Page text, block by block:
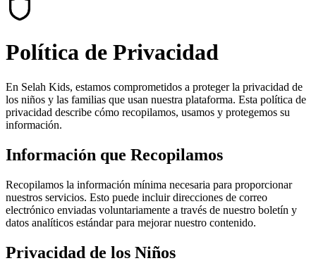
Política de Privacidad
En Selah Kids, estamos comprometidos a proteger la privacidad de
los niños y las familias que usan nuestra plataforma. Esta política de
privacidad describe cómo recopilamos, usamos y protegemos su
información.
Información que Recopilamos
Recopilamos la información mínima necesaria para proporcionar
nuestros servicios. Esto puede incluir direcciones de correo
electrónico enviadas voluntariamente a través de nuestro boletín y
datos analíticos estándar para mejorar nuestro contenido.
Privacidad de los Niños